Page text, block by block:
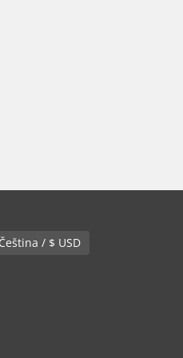
Čeština / $ USD